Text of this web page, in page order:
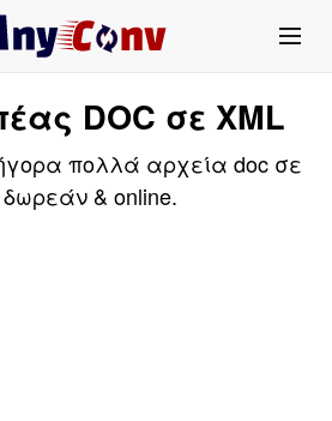
DOC σε XML
πολλά αρχεία doc σε
& online.